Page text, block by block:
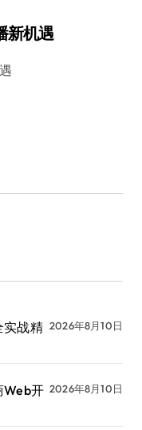
新机遇
实战精 2026年8月10日
Web开 2026年8月10日